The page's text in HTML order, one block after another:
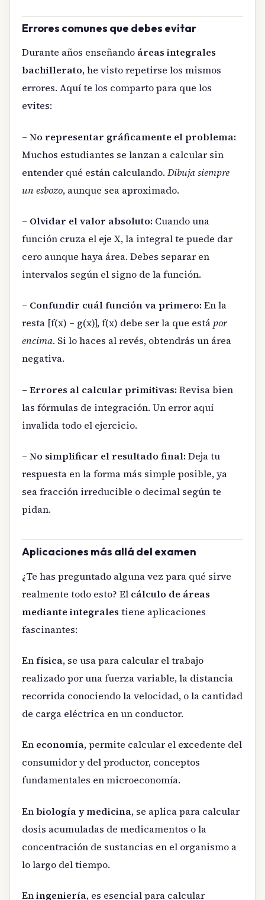
Errores comunes que debes evitar
Durante años enseñando áreas integrales
bachillerato, he visto repetirse los mismos
errores. Aquí te los comparto para que los
evites:
– No representar gráficamente el problema:
Muchos estudiantes se lanzan a calcular sin
entender qué están calculando. Dibuja siempre
un esbozo, aunque sea aproximado.
– Olvidar el valor absoluto: Cuando una
función cruza el eje X, la integral te puede dar
cero aunque haya área. Debes separar en
intervalos según el signo de la función.
– Confundir cuál función va primero:En la
resta [f(x) – g(x)], f(x) debe ser la que está por
encima. Si lo haces al revés, obtendrás un área
negativa.
– Errores al calcular primitivas:Revisa bien
las fórmulas de integración. Un error aquí
invalida todo el ejercicio.
– No simplificar el resultado final:Deja tu
respuesta en la forma más simple posible, ya
sea fracción irreducible o decimal según te
pidan.
Aplicaciones más allá del examen
¿Te has preguntado alguna vez para qué sirve
realmente todo esto? El cálculo de áreas
mediante integrales tiene aplicaciones
fascinantes:
Enfísica, se usa para calcular el trabajo
realizado por una fuerza variable, la distancia
recorrida conociendo la velocidad, o la cantidad
de carga eléctrica en un conductor.
En economía, permite calcular el excedente del
consumidor y del productor, conceptos
fundamentales en microeconomía.
Enbiología y medicina, se aplica para calcular
dosis acumuladas de medicamentos o la
concentración de sustancias en el organismo a
lo largo del tiempo.
Eningeniería, es esencial para calcular